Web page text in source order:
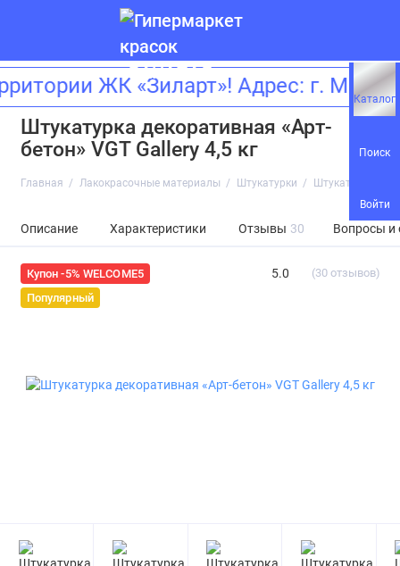
Каталог
Поиск
Войти
клиенты, в апреле мы
Штукатурка декоративная «Арт-
бетон» VGT Gallery 4,5 кг
Главная Лакокрасочные материалы Штукатурки Штукатурка
Описание Характеристики Отзывы 30 Вопросы и
Купон -5% WELCOME5
Популярный
5.0 (30 отзывов)